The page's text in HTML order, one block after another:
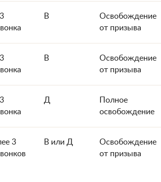
В
Освобождение
от призыва
В
Освобождение
от призыва
Д
Полное
освобождение
3
В или Д
Освобождение
от призыва